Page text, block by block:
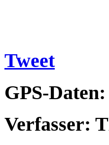
Tweet
GPS-Daten:
Verfasser: